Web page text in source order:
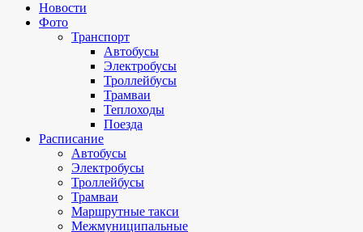
Новости
Фото
Транспорт
Автобусы
Электробусы
Троллейбусы
Трамваи
Теплоходы
Поезда
Расписание
Автобусы
Электробусы
Троллейбусы
Трамваи
Маршрутные такси
Межмуниципальные